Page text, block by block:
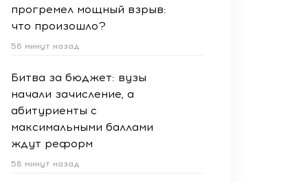
прогремел мощный взрыв:
что произошло?
56 минут назад
Битва за бюджет: вузы
начали зачисление, а
абитуриенты с
максимальными баллами
ждут реформ
58 минут назад